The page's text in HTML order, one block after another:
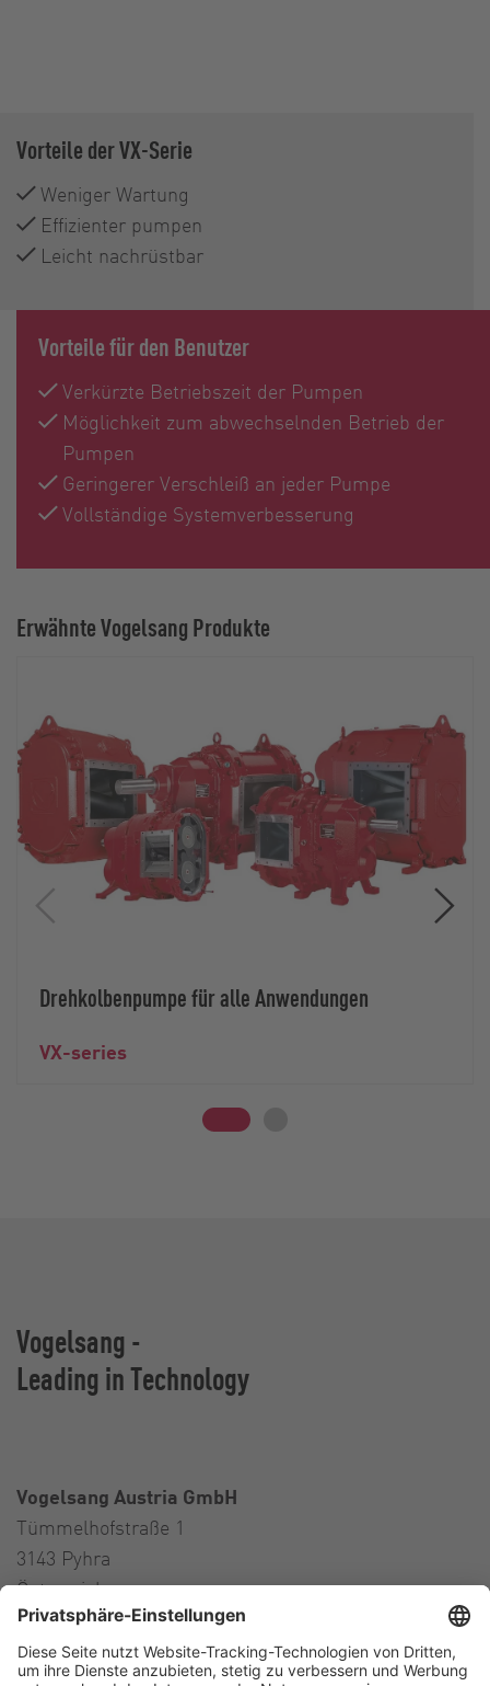
Vorteile der VX-Serie
Weniger Wartung
Effizienter pumpen
Leicht nachrüstbar
Vorteile für den Benutzer
Verkürzte Betriebszeit der Pumpen
Möglichkeit zum abwechselnden Betrieb der
Pumpen
Geringerer Verschleiß an jeder Pumpe
Vollständige Systemverbesserung
Erwähnte Vogelsang Produkte
Drehkolbenpumpe für alle Anwendungen
VX-series
Vogelsang -
Leading in Technology
Vogelsang Austria GmbH
Tümmelhofstraße 1
3143 Pyhra
Österreich
Contact
Tel.:+43 664 16 56 724